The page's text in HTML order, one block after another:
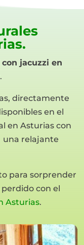
jacuzzi en
directamente
en el
en Asturias con
una relajante
para sorprender
con el
Asturias.